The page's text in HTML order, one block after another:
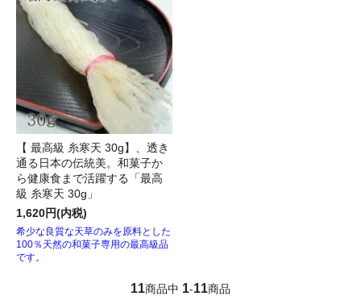
【 最高級 糸寒天 30g】、透き
通る日本の伝統美。和菓子か
ら健康食まで活躍する「最高
級 糸寒天 30g」
1,620円(内税)
希少な良質な天草のみを原料とした
100％天然の和菓子専用の最高級品
です。
11商品中 1-11商品